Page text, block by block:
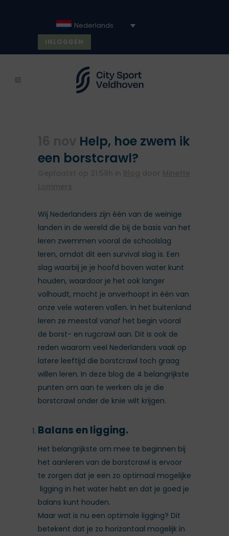
Nederlands
INLOGGEN
Help, hoe zwem ik
een borstcrawl?
Wij Nederlanders zijn één van de weinige
landen in de wereld die bij de basis van het
leren zwemmen vooral de schoolslag
leren, omdat dit een survival slag is. Een
slag waarbij je je hoofd boven water kunt
houden, waardoor je het ook langer
volhoudt, mocht je onverhoopt in één van
onze vele wateren vallen. In het buitenland
leren ze meestal vanaf het begin vooral
de borst- en rugcrawl aan. Dit is ook de
reden waarom veel Nederlanders vaak op
latere leeftijd die borstcrawl toch graag
willen leren. In deze blog de 4 belangrijkste
punten om aan te werken als je die
borstcrawl onder de knie wilt krijgen.
Balans en ligging.
Het belangrijkste om mee te beginnen bij
het aanleren van de borstcrawl is ervoor
te zorgen dat je een zo optimaal mogelijke
ligging in het water hebt en dat je goed je
balans kunt houden.
Maar wat is nu een optimale ligging? Dit
betekent dat je zo horizontaal mogelijk in